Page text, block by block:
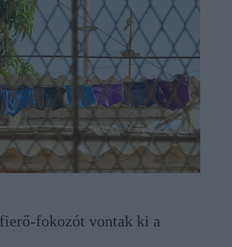
fokozót vontak ki a